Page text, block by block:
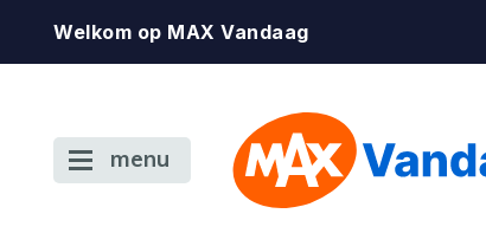
Welkom op MAX Vandaag
menu